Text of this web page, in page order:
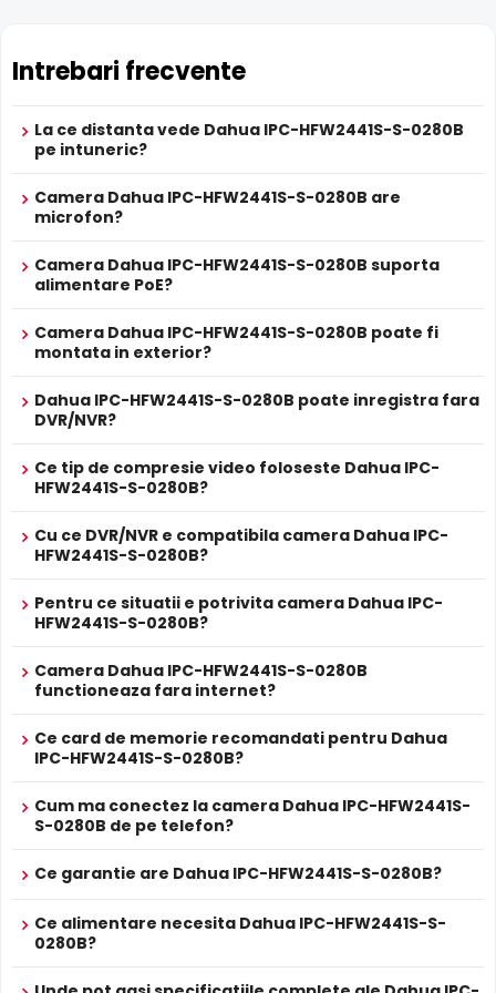
Alimentare PoE
Dahua IPC-HFW2441S-S-0280B suporta alimentare
, primind atat date cat si alimentare
prin acelasi cablu de retea. Simplifica instalarea
alimentare separat.
Dahua IPC-HFW2441S-S-0280B dispune deslot card
direct pe camera. Utila ca backup sau pentru instalari
fara DVR/NVR.
Lentila Fixa
ce ofera un unghi fix de vizualizare, ce nu poate fi reglat in
momentul instalarii, fiind pretabila in supravegherea
Compresie H.265+
Cu compresia H.265+
, Dahua IPC-HFW2441S-S-0280B
reduce spatiul de stocare cu pana la 70% fata de H.264,
pastrandu-si aceeasi calitate a imaginii. Economie
majora pe hard disk si banda de retea.
ANPR
Nu
Difuzor
Audio
Nu
ALIMENTARE
12V DC / 5.1 W
Alimentare
Da
Se poate alimenta printr-un singur cablu UTP/FTP din
PROSPECT PRODUCATOR
Prospect
* Specificatiile tehnice ale produsului Dahua IPC-HFW2441S-S-0280B au
Intrebari frecvente
La ce distanta vede Dahua IPC-HFW2441S-S-0280B
pe intuneric?
Camera Dahua IPC-HFW2441S-S-0280B are
microfon?
Camera Dahua IPC-HFW2441S-S-0280B suporta
alimentare PoE?
Camera Dahua IPC-HFW2441S-S-0280B poate fi
montata in exterior?
Dahua IPC-HFW2441S-S-0280B poate inregistra fara
DVR/NVR?
Ce tip de compresie video foloseste Dahua IPC-
HFW2441S-S-0280B?
Cu ce DVR/NVR e compatibila camera Dahua IPC-
HFW2441S-S-0280B?
Pentru ce situatii e potrivita camera Dahua IPC-
HFW2441S-S-0280B?
Camera Dahua IPC-HFW2441S-S-0280B
functioneaza fara internet?
Ce card de memorie recomandati pentru Dahua
IPC-HFW2441S-S-0280B?
Cum ma conectez la camera Dahua IPC-HFW2441S-
S-0280B de pe telefon?
Ce garantie are Dahua IPC-HFW2441S-S-0280B?
Ce alimentare necesita Dahua IPC-HFW2441S-S-
0280B?